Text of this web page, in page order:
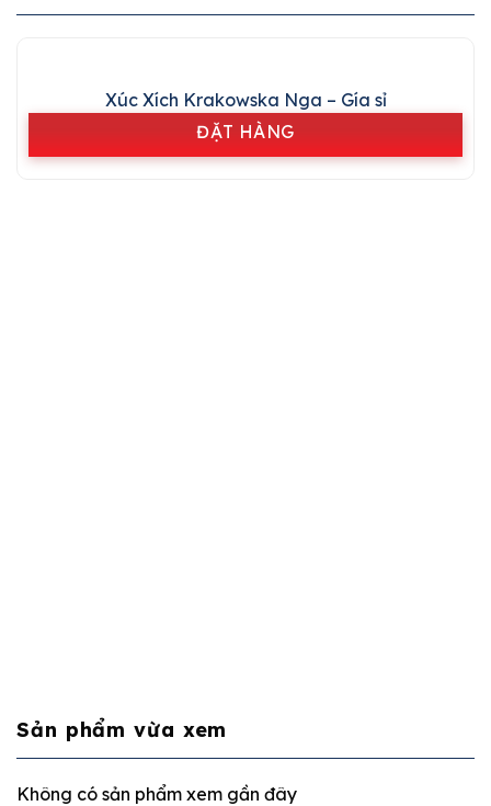
Xúc Xích Krakowska Nga – Gía sỉ
ĐẶT HÀNG
Sản phẩm vừa xem
Không có sản phẩm xem gần đây